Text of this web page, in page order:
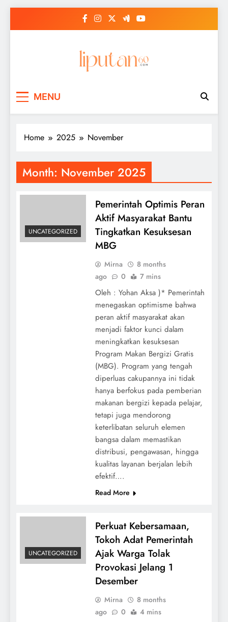
MENU
Home 2025 November
Month: November 2025
UNCATEGORIZED
Pemerintah Optimis Peran
Aktif Masyarakat Bantu
Tingkatkan Kesuksesan
MBG
Mirna
8 months
ago
0 7 mins
Oleh : Yohan Aksa )* Pemerintah
menegaskan optimisme bahwa
peran aktif masyarakat akan
menjadi faktor kunci dalam
meningkatkan kesuksesan
Program Makan Bergizi Gratis
(MBG). Program yang tengah
diperluas cakupannya ini tidak
hanya berfokus pada pemberian
makanan bergizi kepada pelajar,
tetapi juga mendorong
keterlibatan seluruh elemen
bangsa dalam memastikan
distribusi, pengawasan, hingga
kualitas layanan berjalan lebih
efektif….
Read More
UNCATEGORIZED
Perkuat Kebersamaan,
Tokoh Adat Pemerintah
Ajak Warga Tolak
Provokasi Jelang 1
Desember
Mirna
8 months
ago
0 4 mins